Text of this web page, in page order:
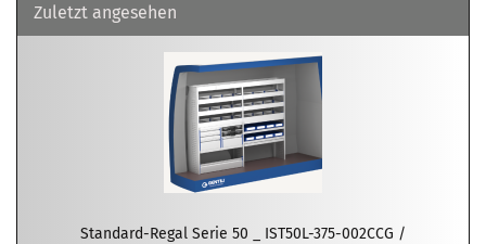
Zuletzt angesehen
Standard-Regal Serie 50 _ IST50L-375-002CCG /